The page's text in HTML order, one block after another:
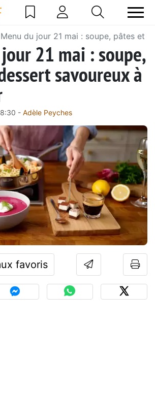
Menu du jour 21 mai : soupe, pâtes et
21 mai : soupe,
savoureux à
- Adèle Peyches
favoris